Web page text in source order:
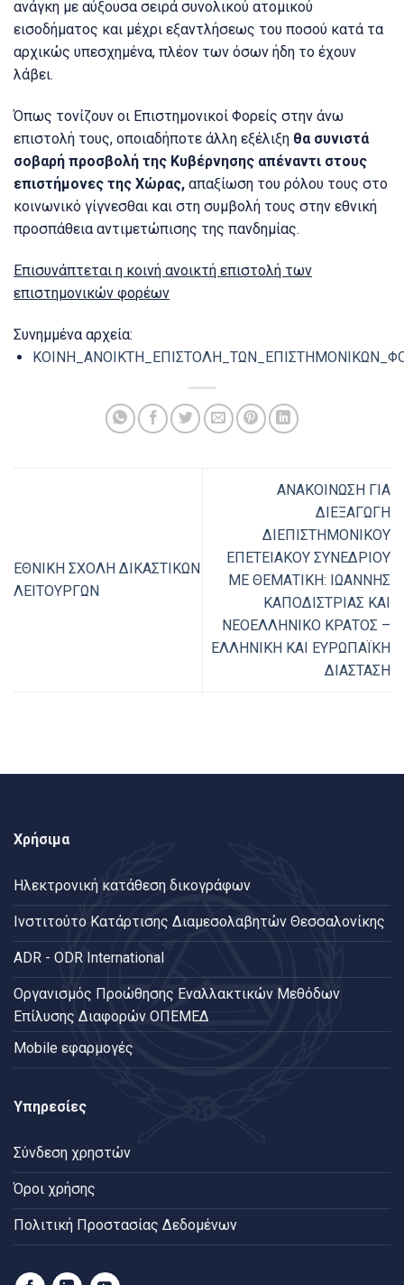
ανάγκη με αύξουσα σειρά συνολικού ατομικού
εισοδήματος και μέχρι εξαντλήσεως του ποσού κατά τα
αρχικώς υπεσχημένα, πλέον των όσων ήδη το έχουν
λάβει.
Όπως τονίζουν οι Επιστημονικοί Φορείς στην άνω
επιστολή τους, οποιαδήποτε άλλη εξέλιξη θα συνιστά
σοβαρή προσβολή της Κυβέρνησης απέναντι στους
επιστήμονες της Χώρας, απαξίωση του ρόλου τους στο
κοινωνικό γίγνεσθαι και στη συμβολή τους στην εθνική
προσπάθεια αντιμετώπισης της πανδημίας.
Επισυνάπτεται η κοινή ανοικτή επιστολή των
επιστημονικών φορέων
Συνημμένα αρχεία:
ΕΘΝΙΚΗ ΣΧΟΛΗ ΔΙΚΑΣΤΙΚΩΝ
ΛΕΙΤΟΥΡΓΩΝ
ΑΝΑΚΟΙΝΩΣΗ ΓΙΑ
ΔΙΕΞΑΓΩΓΗ
ΔΙΕΠΙΣΤΗΜΟΝΙΚΟΥ
ΕΠΕΤΕΙΑΚΟΥ ΣΥΝΕΔΡΙΟΥ
ΜΕ ΘΕΜΑΤΙΚΗ: ΙΩΑΝΝΗΣ
ΚΑΠΟΔΙΣΤΡΙΑΣ ΚΑΙ
ΝΕΟΕΛΛΗΝΙΚΟ ΚΡΑΤΟΣ –
ΕΛΛΗΝΙΚΗ ΚΑΙ ΕΥΡΩΠΑΪΚΗ
ΔΙΑΣΤΑΣΗ
Χρήσιμα
Ηλεκτρονική κατάθεση δικογράφων
Ινστιτούτο Κατάρτισης Διαμεσολαβητών Θεσσαλονίκης
ADR - ODR International
Oργανισμός Προώθησης Εναλλακτικών Μεθόδων
Επίλυσης Διαφορών ΟΠΕΜΕΔ
Mobile εφαρμογές
Υπηρεσίες
Σύνδεση χρηστών
Όροι χρήσης
Πολιτική Προστασίας Δεδομένων